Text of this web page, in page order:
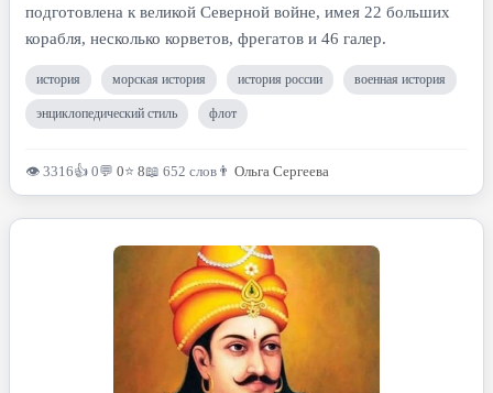
подготовлена к великой Северной войне, имея 22 больших
корабля, несколько корветов, фрегатов и 46 галер.
история морская история история россии военная история
энциклопедический стиль флот
👁 3316👍 0💬 0⭐ 8📖 652 слов 👨 Ольга Сергеева